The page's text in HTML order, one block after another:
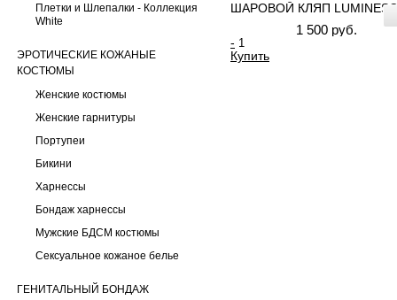
Плетки и Шлепалки - Коллекция
White
ЭРОТИЧЕСКИЕ КОЖАНЫЕ
КОСТЮМЫ
Женские костюмы
Женские гарнитуры
Портупеи
Бикини
Харнессы
Бондаж харнессы
Мужские БДСМ костюмы
Сексуальное кожаное белье
ГЕНИТАЛЬНЫЙ БОНДАЖ
ШАРОВОЙ КЛЯП
1 500 руб.
-
Купить